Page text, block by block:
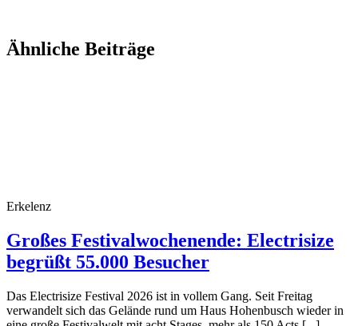
Ähnliche Beiträge
Erkelenz
Großes Festivalwochenende: Electrisize
begrüßt 55.000 Besucher
Das Electrisize Festival 2026 ist in vollem Gang. Seit Freitag
verwandelt sich das Gelände rund um Haus Hohenbusch wieder in